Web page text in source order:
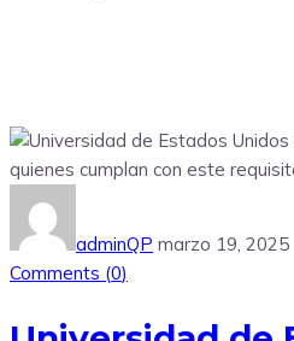
adminQP marzo 19, 2025
Comments (0)